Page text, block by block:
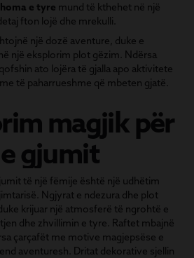
e tyre mund të kthehet në një
fton lojë dhe mrekulli.
një dozë aventure, duke e
një eksplorim plot gëzim. Ndërsa
ato lojëra të gjalla apo aktivitete
të paharrueshme që mbeten gjatë.
magjik për
gjumit
të një fëmije është një udhëtim
Ngjyrat e ndezura dhe plot
krijuar një atmosferë të ngrohtë e
dhe zhvillimin e tyre. Raftet mbajnë
çarçafët me motive magjepsëse e
aventuresh. Dritat dekorative sjellin